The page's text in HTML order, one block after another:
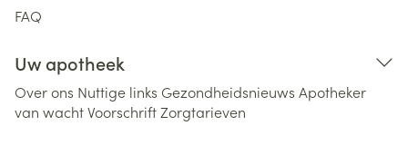
FAQ
Uw apotheek
Over ons Nuttige links Gezondheidsnieuws Apotheker
van wachtVoorschriftZorgtarieven